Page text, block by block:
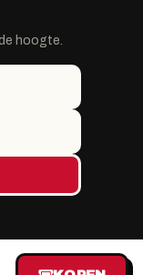
hoogte.